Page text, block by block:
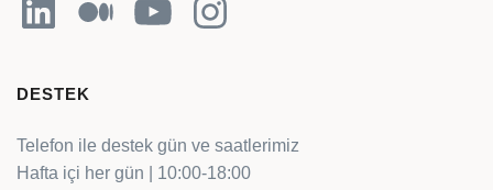
LinkedInOrta YouTubeInstagram
DESTEK
Telefon ile destek gün ve saatlerimiz
Hafta içi her gün | 10:00-18:00